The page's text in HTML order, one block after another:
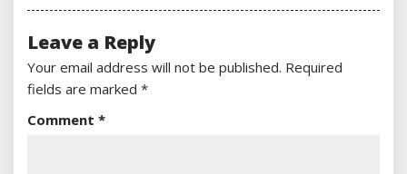
Leave a Reply
Your email address will not be published. Required
fields are marked *
Comment *